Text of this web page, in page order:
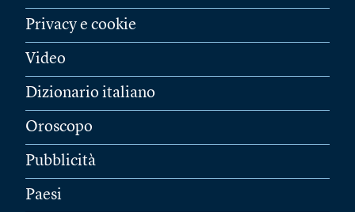
Privacy e cookie
Video
Dizionario italiano
Oroscopo
Pubblicità
Paesi